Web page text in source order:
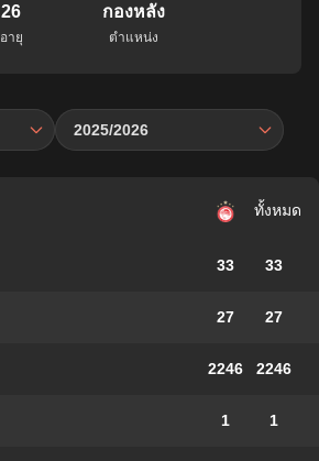
26
อายุ
กองหลัง
ตำแหน่ง
2025/2026
ทั้งหมด
33 33
27 27
2246 2246
1 1